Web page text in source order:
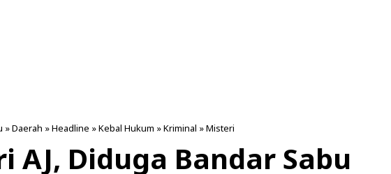
»Daerah »Headline »Kebal Hukum »Kriminal »Misteri
AJ, Diduga Bandar Sabu